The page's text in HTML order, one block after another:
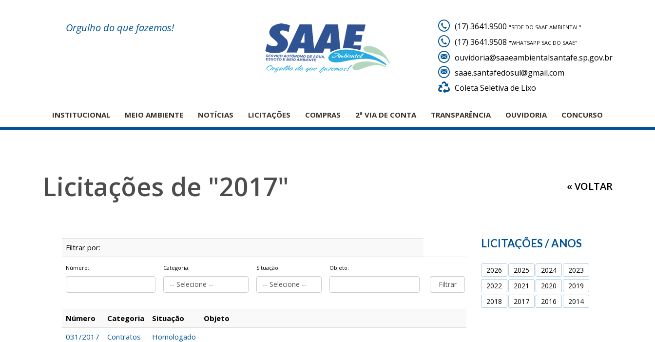
Orgulho do que fazemos! (17) 3641.9500 "SEDE DO SAAE AMBIENTAL"
(17) 3641.9508 "WHATSAPP SAC DO SAAE"
ouvidoria@saaeambientalsantafe.sp.gov.br
saae.santafedosul@gmail.com
Coleta Seletiva de Lixo
INSTITUCIONAL MEIO AMBIENTE NOTÍCIAS LICITAÇÕES COMPRAS 2ª VIA DE CONTA TRANSPARÊNCIA OUVIDORIA CONCURSO
Licitações de "2017" « VOLTAR
Filtrar por:
Número: Categoria: Situação: Objeto:
Número Categoria Situação
Objeto
031/2017
Contratos
Homologado
LICITAÇÕES / ANOS
2026 2025 2024
2023
2022
2021 2020
2019
2018
2017 2016 2014